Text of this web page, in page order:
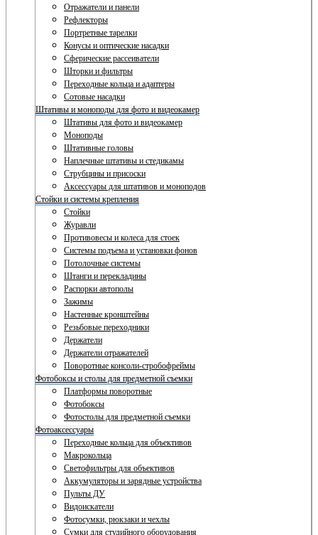
Отражатели и панели
Рефлекторы
Портретные тарелки
Конусы и оптические насадки
Сферические рассеиватели
Шторки и фильтры
Переходные кольца и адаптеры
Сотовые насадки
Штативы и моноподы для фото и видеокамер
Штативы для фото и видеокамер
Моноподы
Штативные головы
Наплечные штативы и стедикамы
Струбцины и присоски
Аксессуары для штативов и моноподов
Стойки и системы крепления
Стойки
Журавли
Противовесы и колеса для стоек
Системы подъема и установки фонов
Потолочные системы
Штанги и перекладины
Распорки автополы
Зажимы
Настенные кронштейны
Резьбовые переходники
Держатели
Держатели отражателей
Поворотные консоли-стробофреймы
Фотобоксы и столы для предметной съемки
Платформы поворотные
Фотобоксы
Фотостолы для предметной съемки
Фотоаксессуары
Переходные кольца для объективов
Макрокольца
Светофильтры для объективов
Аккумуляторы и зарядные устройства
Пульты ДУ
Видоискатели
Фотосумки, рюкзаки и чехлы
Сумки для студийного оборудования